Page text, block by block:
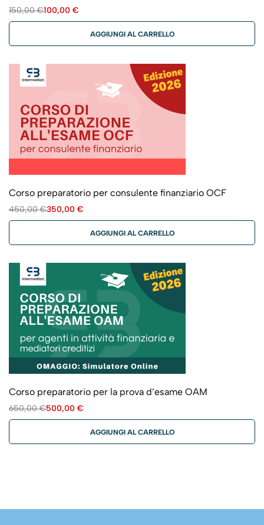
150,00€100,00 €
AGGIUNGI AL CARRELLO
Corso preparatorio per consulente finanziario OCF
450,00€350,00 €
AGGIUNGI AL CARRELLO
Corso preparatorio per la prova d’esame OAM
650,00€500,00 €
AGGIUNGI AL CARRELLO